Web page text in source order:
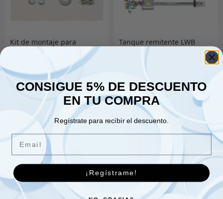
Kit de montaje para
depósito de combustible
Añadir al carrito
Tanque remitente LWB
€
Añadir al carrito
CONSIGUE 5% DE DESCUENTO
EN TU COMPRA
Regístrate para recibir el descuento.
¡Regístrame!